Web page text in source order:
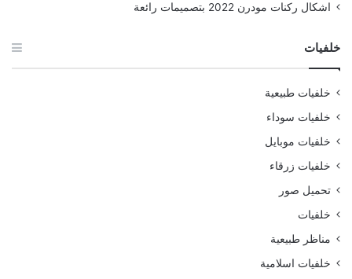
اشكال ركنات مودرن 2022 بتصميمات رائعة
خلفيات
خلفيات طبيعية
خلفيات سوداء
خلفيات موبايل
خلفيات زرقاء
تحميل صور
خلفيات
مناظر طبيعية
خلفيات اسلامية